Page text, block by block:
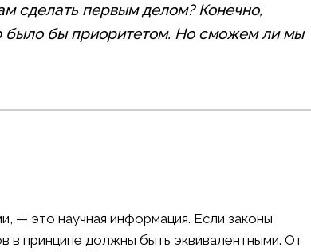
сделать первым делом? Конечно,
было бы приоритетом. Но сможем ли мы
— это научная информация. Если законы
в принципе должны быть эквивалентными. От